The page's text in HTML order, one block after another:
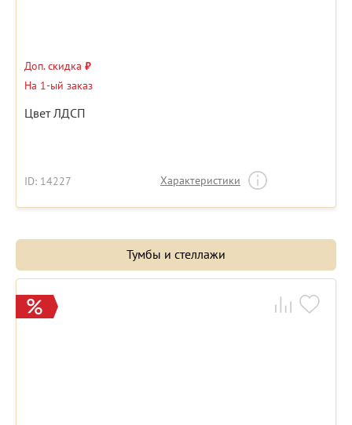
Доп. скидка ₽
На 1-ый заказ
Цвет ЛДСП
ID: 14227 Характеристики
Тумбы и стеллажи